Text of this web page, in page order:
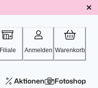
Filiale Anmelden Warenkorb
Aktionen Fotoshop